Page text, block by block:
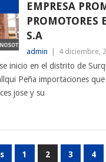
EMPRESA
PROMOTORES
S.A
admin 4 diciembre,
inicio en el distrito de
Peña importaciones
jose y su
1 2 3 4